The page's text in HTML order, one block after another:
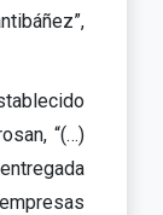
“(…)